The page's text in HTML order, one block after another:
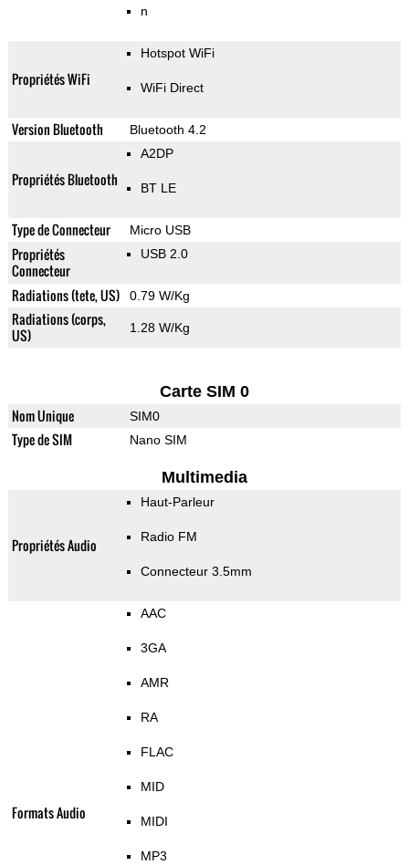
n
Propriétés WiFi
Hotspot WiFi
WiFi Direct
Version Bluetooth Bluetooth 4.2
Propriétés Bluetooth
A2DP
BT LE
Type de Connecteur Micro USB
Propriétés
Connecteur
USB 2.0
Radiations (tete, US) 0.79 W/Kg
Radiations (corps,
US)
1.28 W/Kg
Carte SIM 0
Nom Unique SIM0
Type de SIM Nano SIM
Multimedia
Propriétés Audio
Haut-Parleur
Radio FM
Connecteur 3.5mm
Formats Audio
AAC
3GA
AMR
RA
FLAC
MID
MIDI
MP3